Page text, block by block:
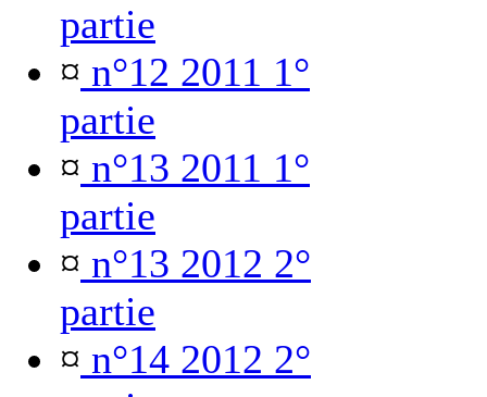
partie
¤ n°12 2011 1°
partie
¤ n°13 2011 1°
partie
¤ n°13 2012 2°
partie
¤ n°14 2012 2°